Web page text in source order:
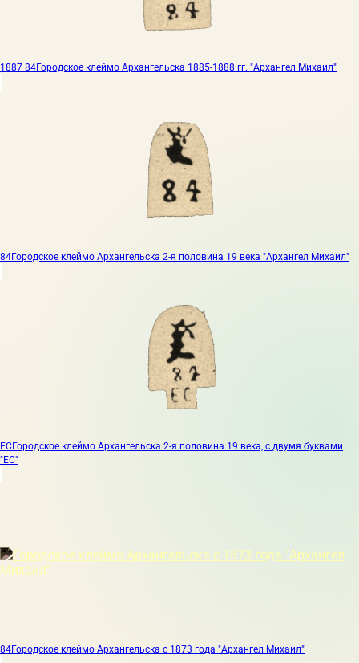
1887 84Городское клеймо Архангельска 1885-1888 гг. "Архангел Михаил"
84Городское клеймо Архангельска 2-я половина 19 века "Архангел Михаил"
ЕСГородское клеймо Архангельска 2-я половина 19 века, с двумя буквами
"ЕС"
84Городское клеймо Архангельска с 1873 года "Архангел Михаил"